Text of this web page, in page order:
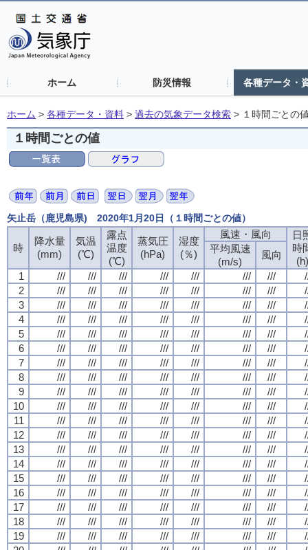
ホーム 防災情報 各種データ・
ホーム > 各種データ・資料 > 過去の気象データ検索 > １時間ごとの
１時間ごとの値
矢止岳（鹿児島県) 2020年1月20日（１時間ごとの値）
時
降水量
(mm)
気温
(℃)
露点
温度
(℃)
蒸気圧
(hPa)
湿度
(％)
風速・風向
日
時
(h)
平均風速
(m/s)
風向
1
/// /// /// /// /// /// ///
2
/// /// /// /// /// /// ///
3
/// /// /// /// /// /// ///
4
/// /// /// /// /// /// ///
5
/// /// /// /// /// /// ///
6
/// /// /// /// /// /// ///
7
/// /// /// /// /// /// ///
8
/// /// /// /// /// /// ///
9
/// /// /// /// /// /// ///
10
/// /// /// /// /// /// ///
11
/// /// /// /// /// /// ///
12
/// /// /// /// /// /// ///
13
/// /// /// /// /// /// ///
14
/// /// /// /// /// /// ///
15
/// /// /// /// /// /// ///
16
/// /// /// /// /// /// ///
17
/// /// /// /// /// /// ///
18
/// /// /// /// /// /// ///
19
/// /// /// /// /// /// ///
時
降水量
(mm)
気温
(℃)
露点
温度
(℃)
蒸気圧
(hPa)
湿度
(％)
風速・風向
日
時
(h)
平均風速
(m/s)
風向
1
/// /// /// /// /// /// ///
2
/// /// /// /// /// /// ///
3
/// /// /// /// /// /// ///
4
/// /// /// /// /// /// ///
5
/// /// /// /// /// /// ///
6
/// /// /// /// /// /// ///
7
/// /// /// /// /// /// ///
8
/// /// /// /// /// /// ///
9
/// /// /// /// /// /// ///
10
/// /// /// /// /// /// ///
11
/// /// /// /// /// /// ///
12
/// /// /// /// /// /// ///
13
/// /// /// /// /// /// ///
14
/// /// /// /// /// /// ///
15
/// /// /// /// /// /// ///
16
/// /// /// /// /// /// ///
17
/// /// /// /// /// /// ///
18
/// /// /// /// /// /// ///
19
/// /// /// /// /// /// ///
時
降水量
(mm)
気温
(℃)
露点
温度
(℃)
蒸気圧
(hPa)
湿度
(％)
風速・風向
日
時
(h)
平均風速
(m/s)
風向
1
/// /// /// /// /// /// ///
2
/// /// /// /// /// /// ///
3
/// /// /// /// /// /// ///
4
/// /// /// /// /// /// ///
5
/// /// /// /// /// /// ///
6
/// /// /// /// /// /// ///
7
/// /// /// /// /// /// ///
8
/// /// /// /// /// /// ///
9
/// /// /// /// /// /// ///
10
/// /// /// /// /// /// ///
11
/// /// /// /// /// /// ///
12
/// /// /// /// /// /// ///
13
/// /// /// /// /// /// ///
14
/// /// /// /// /// /// ///
15
/// /// /// /// /// /// ///
16
/// /// /// /// /// /// ///
17
/// /// /// /// /// /// ///
18
/// /// /// /// /// /// ///
19
/// /// /// /// /// /// ///
時
降水量
(mm)
気温
(℃)
露点
温度
(℃)
蒸気圧
(hPa)
湿度
(％)
風速・風向
日
時
(h)
平均風速
(m/s)
風向
1
/// /// /// /// /// /// ///
2
/// /// /// /// /// /// ///
3
/// /// /// /// /// /// ///
4
/// /// /// /// /// /// ///
5
/// /// /// /// /// /// ///
6
/// /// /// /// /// /// ///
7
/// /// /// /// /// /// ///
8
/// /// /// /// /// /// ///
9
/// /// /// /// /// /// ///
10
/// /// /// /// /// /// ///
11
/// /// /// /// /// /// ///
12
/// /// /// /// /// /// ///
13
/// /// /// /// /// /// ///
14
/// /// /// /// /// /// ///
15
/// /// /// /// /// /// ///
16
/// /// /// /// /// /// ///
17
/// /// /// /// /// /// ///
18
/// /// /// /// /// /// ///
19
/// /// /// /// /// /// ///